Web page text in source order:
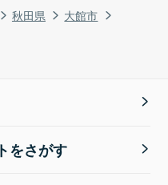
秋田県
大館市
をさがす